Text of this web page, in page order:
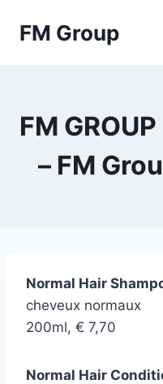
FM Group
FM
– FM
Normal Hair
cheveux normaux
200ml, € 7,70
Normal Hair